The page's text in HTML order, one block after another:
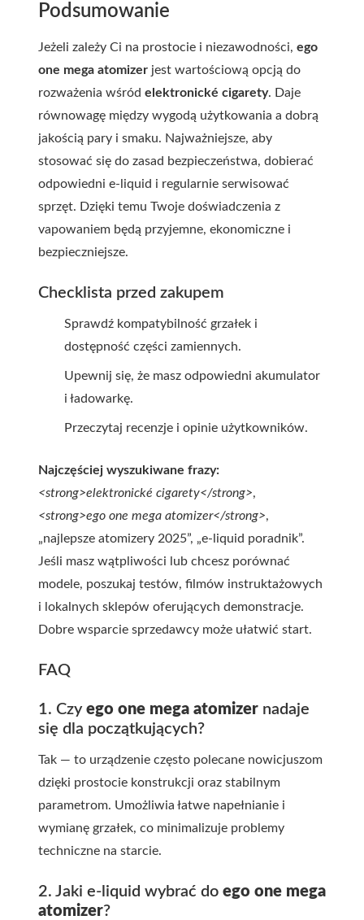
Podsumowanie
Jeżeli zależy Ci na prostocie i niezawodności, ego
one mega atomizer jest wartościową opcją do
rozważenia wśród elektronické cigarety. Daje
równowagę między wygodą użytkowania a dobrą
jakością pary i smaku. Najważniejsze, aby
stosować się do zasad bezpieczeństwa, dobierać
odpowiedni e-liquid i regularnie serwisować
sprzęt. Dzięki temu Twoje doświadczenia z
vapowaniem będą przyjemne, ekonomiczne i
bezpieczniejsze.
Checklista przed zakupem
Sprawdź kompatybilność grzałek i
dostępność części zamiennych.
Upewnij się, że masz odpowiedni akumulator
i ładowarkę.
Przeczytaj recenzje i opinie użytkowników.
Najczęściej wyszukiwane frazy:
<strong>elektronické cigarety</strong>,
<strong>ego one mega atomizer</strong>,
„najlepsze atomizery 2025”, „e-liquid poradnik”.
Jeśli masz wątpliwości lub chcesz porównać
modele, poszukaj testów, filmów instruktażowych
i lokalnych sklepów oferujących demonstracje.
Dobre wsparcie sprzedawcy może ułatwić start.
FAQ
1. Czy ego one mega atomizer nadaje
się dla początkujących?
Tak — to urządzenie często polecane nowicjuszom
dzięki prostocie konstrukcji oraz stabilnym
parametrom. Umożliwia łatwe napełnianie i
wymianę grzałek, co minimalizuje problemy
techniczne na starcie.
2. Jaki e-liquid wybrać do ego one mega
atomizer?